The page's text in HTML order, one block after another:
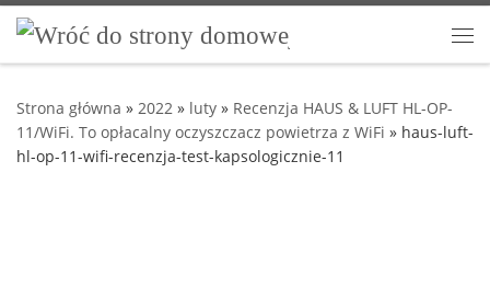
Przejdź do treści
Strona główna » 2022 » luty » Recenzja HAUS & LUFT HL-OP-
11/WiFi. To opłacalny oczyszczacz powietrza z WiFi » haus-luft-
hl-op-11-wifi-recenzja-test-kapsologicznie-11